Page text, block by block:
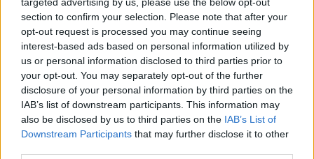
section to confirm your selection. Please note that after your
opt-out request is processed you may continue seeing
interest-based ads based on personal information utilized by
us or personal information disclosed to third parties prior to
your opt-out. You may separately opt-out of the further
disclosure of your personal information by third parties on the
IAB’s list of downstream participants. This information may
also be disclosed by us to third parties on the IAB’s List of
Downstream Participants that may further disclose it to other
Več iz kraja Ravne na Koroškem
Koroški otroški festival bo v
(VIDEO) Nova asfaltna prevleka